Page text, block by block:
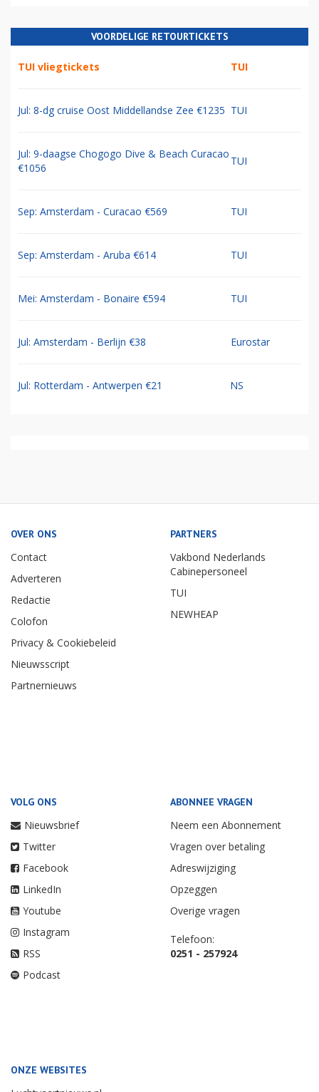
VOORDELIGE RETOURTICKETS
TUI vliegtickets TUI
Jul: 8-dg cruise Oost Middellandse Zee €1235 TUI
Jul: 9-daagse Chogogo Dive & Beach Curacao
€1056
TUI
Sep: Amsterdam - Curacao €569 TUI
Sep: Amsterdam - Aruba €614 TUI
Mei: Amsterdam - Bonaire €594 TUI
Jul: Amsterdam - Berlijn €38 Eurostar
Jul: Rotterdam - Antwerpen €21 NS
OVER ONS
Contact
Adverteren
Redactie
Colofon
Privacy & Cookiebeleid
Nieuwsscript
Partnernieuws
PARTNERS
Vakbond Nederlands
Cabinepersoneel
TUI
NEWHEAP
VOLG ONS
Nieuwsbrief
Twitter
Facebook
LinkedIn
Youtube
Instagram
RSS
Podcast
ABONNEE VRAGEN
Neem een Abonnement
Vragen over betaling
Adreswijziging
Opzeggen
Overige vragen
Telefoon:
0251 - 257924
ONZE WEBSITES